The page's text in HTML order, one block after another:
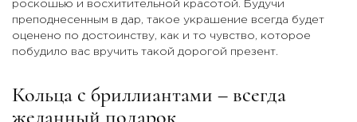
роскошью и восхитительной красотой. Будучи
преподнесенным в дар, такое украшение всегда будет
оценено по достоинству, как и то чувство, которое
побудило вас вручить такой дорогой презент.
Кольца с бриллиантами – всегда